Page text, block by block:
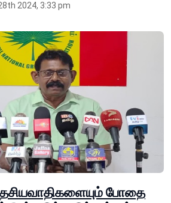
2024, 3:33 pm
போதை